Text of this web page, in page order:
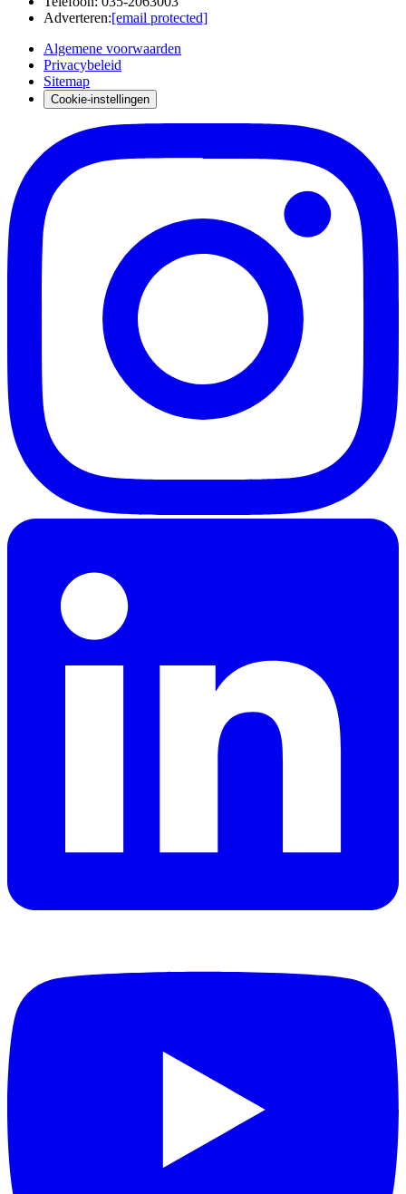
Adverteren:[email protected]
Algemene voorwaarden
Privacybeleid
Sitemap
Cookie-instellingen